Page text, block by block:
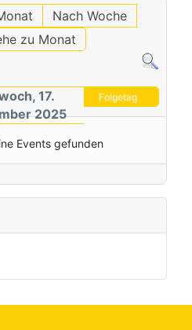
Nach Woche
zu Monat
17.
2025
Folgetag
Events gefunden